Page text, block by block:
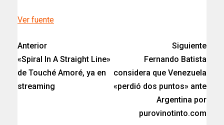
Ver fuente
Anterior
«Spiral In A Straight Line»
de Touché Amoré, ya en
streaming
Siguiente
Fernando Batista
considera que Venezuela
«perdió dos puntos» ante
Argentina por
purovinotinto.com